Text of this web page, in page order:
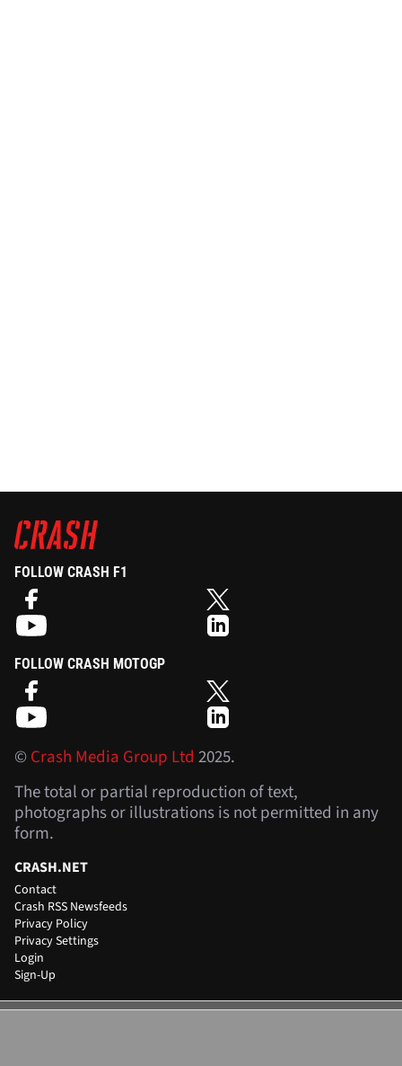
FOLLOW CRASH F1
FOLLOW CRASH MOTOGP
©Crash Media Group Ltd 2025.
The total or partial reproduction of text,
photographs or illustrations is not permitted in any
form.
CRASH.NET
Contact
Crash RSS Newsfeeds
Privacy Policy
Privacy Settings
Login
Sign-Up